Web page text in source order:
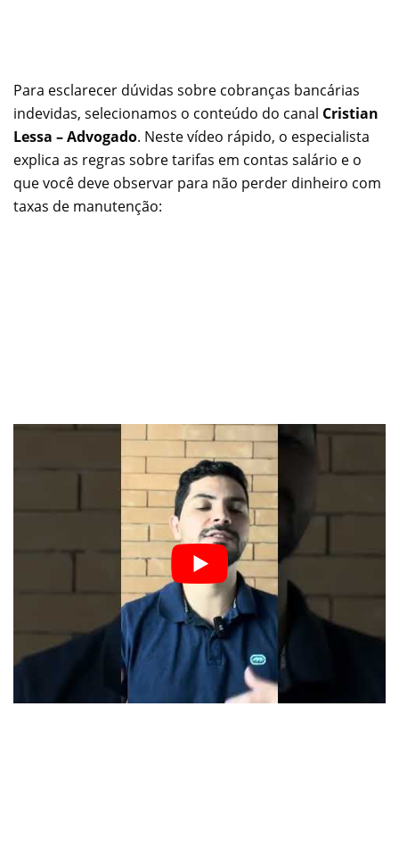
Para esclarecer dúvidas sobre cobranças bancárias
indevidas, selecionamos o conteúdo do canal Cristian
Lessa – Advogado. Neste vídeo rápido, o especialista
explica as regras sobre tarifas em contas salário e o
que você deve observar para não perder dinheiro com
taxas de manutenção: